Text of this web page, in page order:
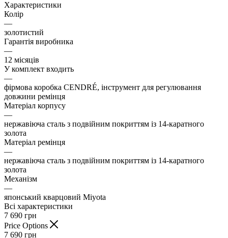
Характеристики
Колір
—
золотистий
Гарантія виробника
—
12 місяців
У комплект входить
—
фірмова коробка CENDRÉ, інструмент для регулювання
довжини ремінця
Матеріал корпусу
—
нержавіюча сталь з подвійним покриттям із 14-каратного
золота
Матеріал ремінця
—
нержавіюча сталь з подвійним покриттям із 14-каратного
золота
Механізм
—
японський кварцовий Miyota
Всі характеристики
7 690 грн
Price Options
7 690 грн